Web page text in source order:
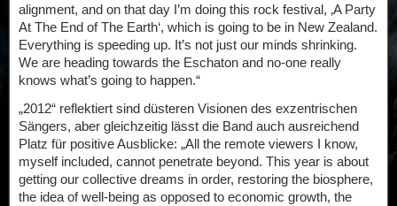
alignment, and on that day I’m doing this rock festival, ‚A Party
At The End of The Earth‘, which is going to be in New Zealand.
Everything is speeding up. It’s not just our minds shrinking.
We are heading towards the Eschaton and no-one really
knows what’s going to happen.“
„2012“ reflektiert sind düsteren Visionen des exzentrischen
Sängers, aber gleichzeitig lässt die Band auch ausreichend
Platz für positive Ausblicke: „All the remote viewers I know,
myself included, cannot penetrate beyond. This year is about
getting our collective dreams in order, restoring the biosphere,
the idea of well-being as opposed to economic growth, the